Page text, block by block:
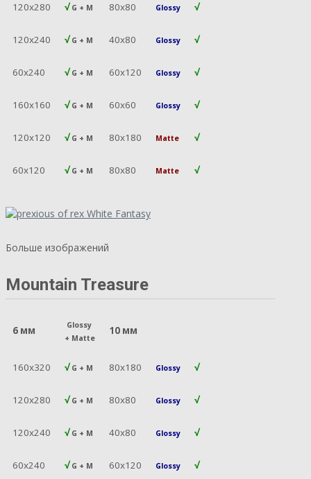
120х280 √ G + M 80х80 Glossy √
120х240 √ G + M 40х80 Glossy √
60х240 √ G + M 60х120 Glossy √
160х160 √ G + M 60х60 Glossy √
120х120 √ G + M 80х180 Matte √
60х120 √ G + M 80х80 Matte √
Больше изображений
Mountain Treasure
6 мм
Glossy
+ Matte
10 мм
160х320 √ G + M 80х180 Glossy √
120х280 √ G + M 80х80 Glossy √
120х240 √ G + M 40х80 Glossy √
60х240 √ G + M 60х120 Glossy √